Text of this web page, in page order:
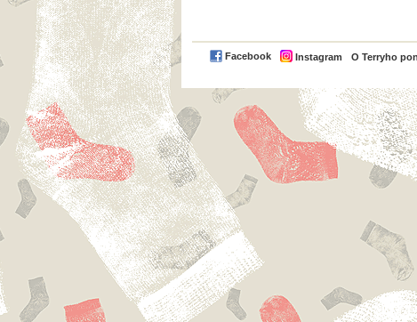
Facebook Instagram O Terryho